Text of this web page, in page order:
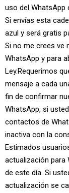
uso del WhatsApp
Si envías esta
azul y será gratis
Si no me crees ve
WhatsApp y para
Ley.Requerimos
mensaje a cada
fin de confirmar
WhatsApp, si
contactos de
inactiva con la
Estimados
actualización para
de este día. Si
actualización se